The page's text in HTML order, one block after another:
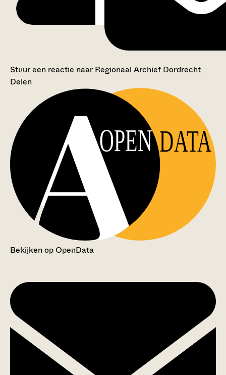
Stuur een reactie naar Regionaal Archief Dordrecht
Delen
OPEN DATA
Bekijken op OpenData